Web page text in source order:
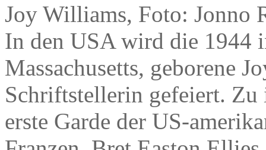
Joy Williams, Foto: Jonno
In den USA wird die 1944
Massachusetts, geborene
Schriftstellerin gefeiert. Zu
erste Garde der US-